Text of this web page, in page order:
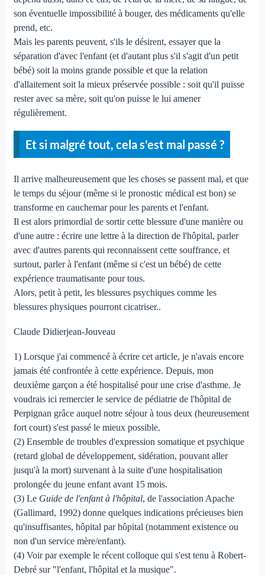
son éventuelle impossibilité à bouger, des médicaments qu'elle
prend, etc.
Mais les parents peuvent, s'ils le désirent, essayer que la
séparation d'avec l'enfant (et d'autant plus s'il s'agit d'un petit
bébé) soit la moins grande possible et que la relation
d'allaitement soit la mieux préservée possible : soit qu'il puisse
rester avec sa mère, soit qu'on puisse le lui amener
régulièrement.
Et si malgré tout, cela s'est mal passé ?
Il arrive malheureusement que les choses se passent mal, et que
le temps du séjour (même si le pronostic médical est bon) se
transforme en cauchemar pour les parents et l'enfant.
Il est alors primordial de sortir cette blessure d'une manière ou
d'une autre : écrire une lettre à la direction de l'hôpital, parler
avec d'autres parents qui reconnaissent cette souffrance, et
surtout, parler à l'enfant (même si c'est un bébé) de cette
expérience traumatisante pour tous.
Alors, petit à petit, les blessures psychiques comme les
blessures physiques pourront cicatriser..
Claude Didierjean-Jouveau
1) Lorsque j'ai commencé à écrire cet article, je n'avais encore
jamais été confrontée à cette expérience. Depuis, mon
deuxième garçon a été hospitalisé pour une crise d'asthme. Je
voudrais ici remercier le service de pédiatrie de l'hôpital de
Perpignan grâce auquel notre séjour à tous deux (heureusement
fort court) s'est passé le mieux possible.
(2) Ensemble de troubles d'expression somatique et psychique
(retard global de développement, sidération, pouvant aller
jusqu'à la mort) survenant à la suite d'une hospitalisation
prolongée du jeune enfant avant 15 mois.
(3) Le Guide de l'enfant à l'hôpital, de l'association Apache
(Gallimard, 1992) donne quelques indications précieuses bien
qu'insuffisantes, hôpital par hôpital (notamment existence ou
non d'un service mère/enfant).
(4) Voir par exemple le récent colloque qui s'est tenu à Robert-
Debré sur "l'enfant, l'hôpital et la musique".